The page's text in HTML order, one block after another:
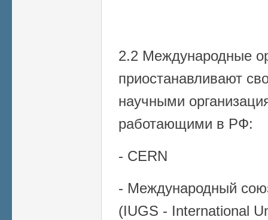
2.2 Международные
приостанавливают
научными
работающими в РФ:
- CERN
- Международный
(IUGS - International